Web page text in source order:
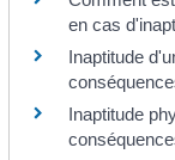
en cas
Inaptitude
Inaptitude